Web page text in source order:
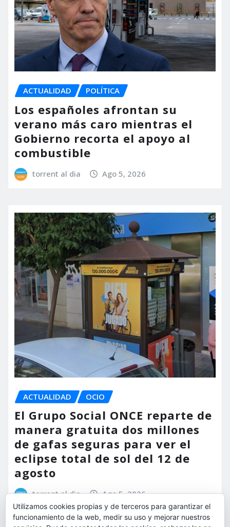
ACTUALIDAD POLÍTICA
Los españoles afrontan su
verano más caro mientras el
Gobierno recorta el apoyo al
combustible
torrent al dia Ago 5, 2026
ACTUALIDAD OCIO
El Grupo Social ONCE reparte de
manera gratuita dos millones
de gafas seguras para ver el
eclipse total de sol del 12 de
agosto
torrent al dia Ago 5, 2026
Utilizamos cookies propias y de terceros para garantizar el
funcionamiento de la web, medir su uso y mejorar nuestros